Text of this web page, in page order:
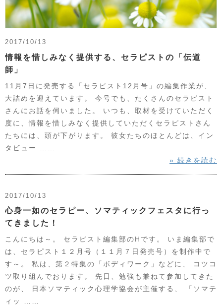
2017/10/13
情報を惜しみなく提供する、セラピストの「伝道
師」
11月7日に発売する「セラピスト12月号」の編集作業が、
大詰めを迎えています。 今号でも、たくさんのセラピスト
さんにお話を伺いました。 いつも、取材を受けていただく
度に、情報を惜しみなく提供していただくセラピストさん
たちには、頭が下がります。 彼女たちのほとんどは、イン
タビュー ……
» 続きを読む
2017/10/13
心身一如のセラピー、ソマティックフェスタに行っ
てきました！
こんにちは～。 セラピスト編集部のHです。 いま編集部で
は、セラピスト１２月号（１１月７日発売号）を制作中で
す～。 私は、第２特集の「ボディワーク」などに、 コツコ
ツ取り組んでおります。 先日、勉強も兼ねて参加してきた
のが、 日本ソマティック心理学協会が主催する、 「ソマテ
ィッ ……